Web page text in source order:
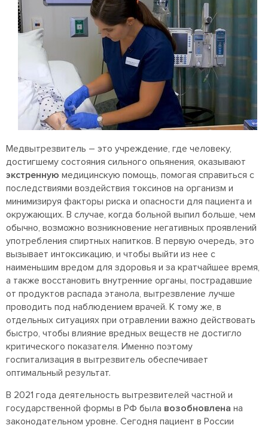
Медвытрезвитель – это учреждение, где человеку,
достигшему состояния сильного опьянения, оказывают
экстренную медицинскую помощь, помогая справиться с
последствиями воздействия токсинов на организм и
минимизируя факторы риска и опасности для пациента и
окружающих. В случае, когда больной выпил больше, чем
обычно, возможно возникновение негативных проявлений
употребления спиртных напитков. В первую очередь, это
вызывает интоксикацию, и чтобы выйти из нее с
наименьшим вредом для здоровья и за кратчайшее время,
а также восстановить внутренние органы, пострадавшие
от продуктов распада этанола, вытрезвление лучше
проводить под наблюдением врачей. К тому же, в
отдельных ситуациях при отравлении важно действовать
быстро, чтобы влияние вредных веществ не достигло
критического показателя. Именно поэтому
госпитализация в вытрезвитель обеспечивает
оптимальный результат.
В 2021 года деятельность вытрезвителей частной и
государственной формы в РФ была возобновлена на
законодательном уровне. Сегодня пациент в России